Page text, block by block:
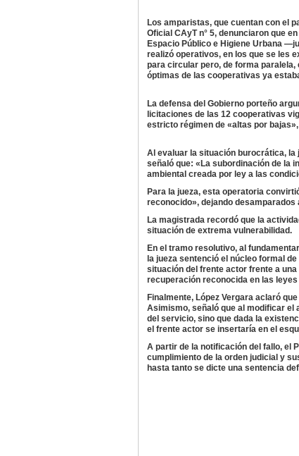
​Los amparistas, que cuentan con el
Oficial CAyT n° 5, denunciaron que
Espacio Público e Higiene Urbana
realizó operativos, en los que se les
para circular pero, de forma
óptimas de las cooperativas ya
La defensa del Gobierno porteño
licitaciones de las 12 cooperativas
estricto régimen de «altas por
​Al evaluar la situación burocrática,
señaló que: «La subordinación de la
ambiental creada por ley a las
​Para la jueza, esta operatoria
reconocido», dejando
La magistrada recordó que la
situación de extrema vulnerabilidad.
En el tramo resolutivo, al
la jueza sentenció el núcleo formal
situación del frente actor frente a
recuperación reconocida en las
Finalmente, López Vergara aclaró
Asimismo, señaló que al modificar el
del servicio, sino que dada la
el frente actor se insertaría en el
​A partir de la notificación del fallo, el
cumplimiento de la orden judicial y
hasta tanto se dicte una sentencia